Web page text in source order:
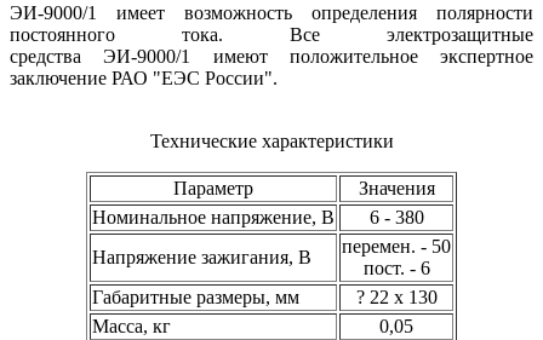
ЭИ-9000/1 имеет возможность определения полярности
постоянного тока. Все электрозащитные
средства ЭИ-9000/1 имеют положительное экспертное
заключение РАО "ЕЭС России".
Технические характеристики
Параметр
Значения
Номинальное напряжение, В
6 - 380
Напряжение зажигания, В
перемен. - 50
пост. - 6
Габаритные размеры, мм
? 22 х 130
Масса, кг
0,05